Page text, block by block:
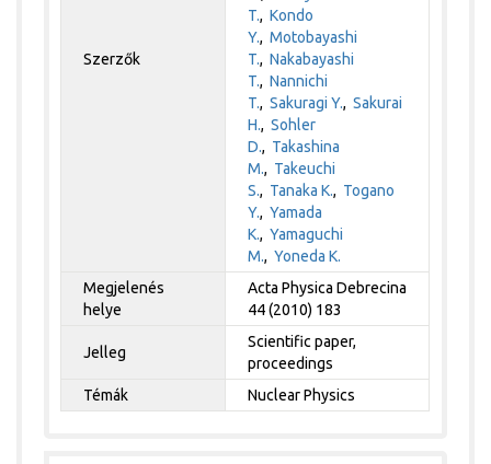
Szerzők
T.,Kondo
Y.,Motobayashi
T.,Nakabayashi
T.,Nannichi
T.,Sakuragi Y.,Sakurai
H.,Sohler
D., Takashina
M., Takeuchi
S., Tanaka K., Togano
Y.,Yamada
K.,Yamaguchi
M.,Yoneda K.
Megjelenés
helye
Acta Physica Debrecina
44 (2010) 183
Jelleg
Scientific paper,
proceedings
Témák
Nuclear Physics